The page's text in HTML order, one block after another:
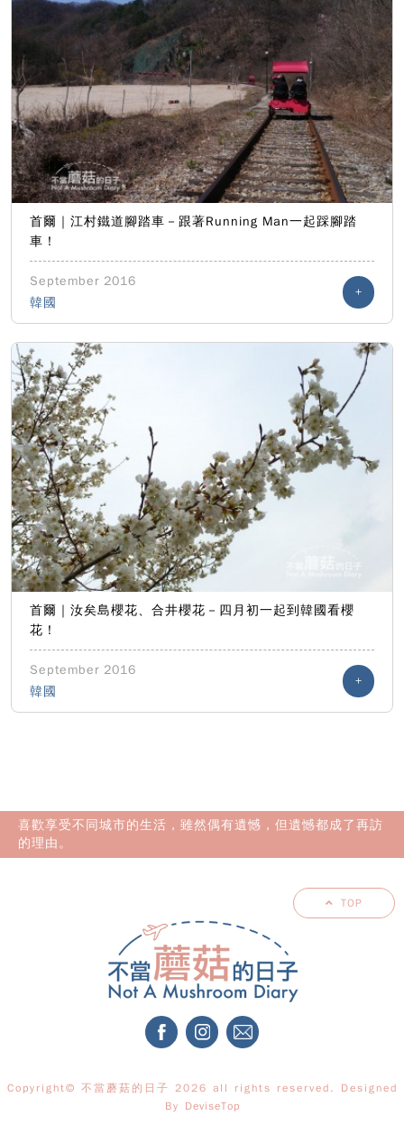
首爾｜江村鐵道腳踏車－跟著Running Man一起踩腳踏
車！
September 2016
韓國
+
首爾｜汝矣島櫻花、合井櫻花－四月初一起到韓國看櫻
花！
September 2016
韓國
+
喜歡享受不同城市的生活，雖然偶有遺憾，但遺憾都成了再訪
的理由。
TOP
Copyright© 不當蘑菇的日子 2026 all rights reserved. Designed
By DeviseTop